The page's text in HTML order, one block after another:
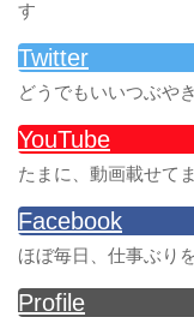
す
Twitter
どうでもいいつぶやき
YouTube
たまに、動画載せて
Facebook
ほぼ毎日、仕事ぶり
Profile